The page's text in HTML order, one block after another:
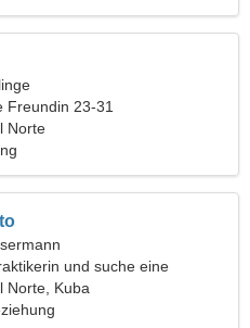
Freundin 23-31
Norte
und suche eine
Frau
Norte, Kuba